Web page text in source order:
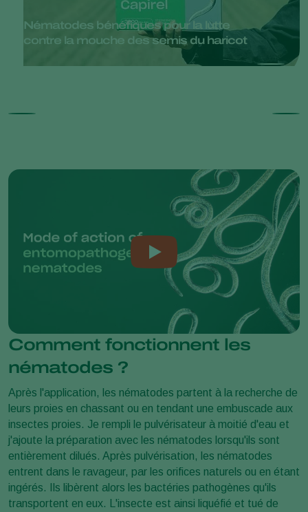
Nématodes bénéfiques pour la lutte
contre la mouche des semis du haricot
Comment fonctionnent les
nématodes ?
Après l'application, les nématodes partent à la recherche de
leurs proies en chassant ou en tendant une embuscade aux
insectes proies. Je rempli le pulvérisateur à moitié d'eau et
j'ajoute la préparation avec les nématodes lorsqu'ils sont
entièrement dilués. Après pulvérisation, les nématodes
entrent dans le ravageur, par les orifices naturels ou en étant
ingérés. Ils libèrent alors les bactéries pathogènes qu'ils
transportent en eux. L'insecte est ainsi liquéfié et tué de